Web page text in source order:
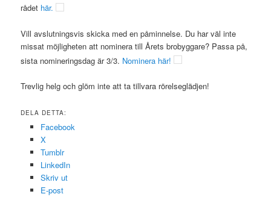
rådet här.
Vill avslutningsvis skicka med en påminnelse. Du har väl inte
missat möjligheten att nominera till Årets brobyggare? Passa på,
sista nomineringsdag är 3/3. Nominera här!
Trevlig helg och glöm inte att ta tillvara rörelseglädjen!
DELA DETTA:
Facebook
X
Tumblr
LinkedIn
Skriv ut
E-post